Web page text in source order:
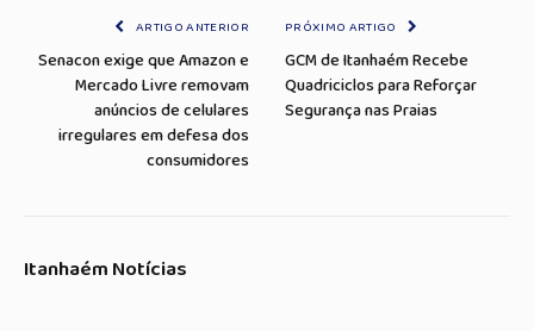
ARTIGO ANTERIOR
Senacon exige que Amazon e
Mercado Livre removam
anúncios de celulares
irregulares em defesa dos
consumidores
PRÓXIMO ARTIGO
GCM de Itanhaém Recebe
Quadriciclos para Reforçar
Segurança nas Praias
Itanhaém Notícias